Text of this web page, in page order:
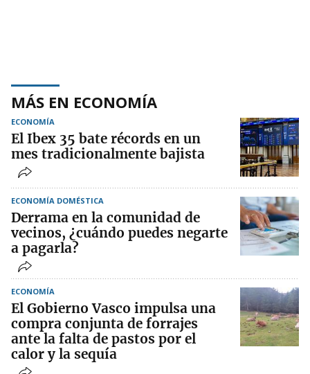
MÁS EN ECONOMÍA
ECONOMÍA
El Ibex 35 bate récords en un
mes tradicionalmente bajista
ECONOMÍA DOMÉSTICA
Derrama en la comunidad de
vecinos, ¿cuándo puedes negarte
a pagarla?
ECONOMÍA
El Gobierno Vasco impulsa una
compra conjunta de forrajes
ante la falta de pastos por el
calor y la sequía